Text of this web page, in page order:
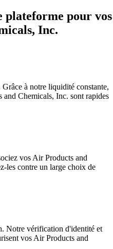
pour vos
Inc.
à notre liquidité constante,
and Chemicals, Inc. sont rapides
vos Air Products and
les contre un large choix de
Notre vérification d'identité et
vos Air Products and